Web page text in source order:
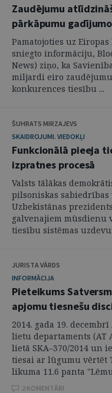
Zaudējumu
pārkāpumu
Pamatojoties uz
sniegto informāciju,
News) ziņo, ka
miljardi eiro
konkurences tiesību ...
ŠUHRATS MIRZAJEVS
SKAIDROJUMI. VIEDOKĻI
Funkcionālā pieeja
izpratnes procesā
Valsts tālākas
pilsoniskas sabiedrības
Uzbekistānas
galvenajiem mūsdienu
tiesību sistēmas
JURISTA VĀRDS
INFORMĀCIJA
Pieteikums
apjomu tiesnešu
2014. gada 19.
lietu departaments (AT
lietā SKA–370/2014 un
tiesai ar lūgumu vērtēt
likuma 11.6 panta
2 KOMENTĀRI